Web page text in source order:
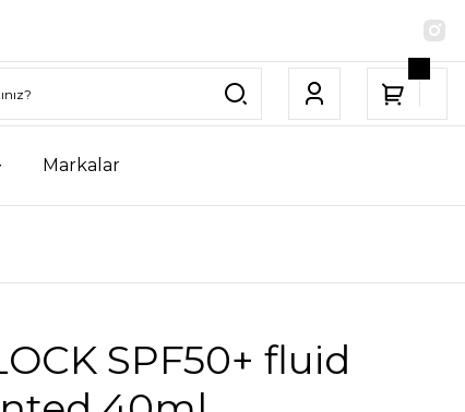
Markalar
SPF50+ fluid